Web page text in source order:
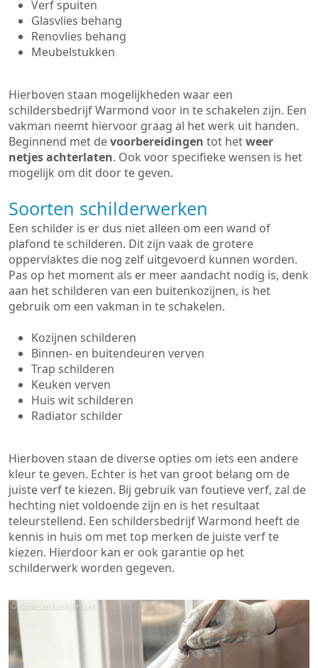
Verf spuiten
Glasvlies behang
Renovlies behang
Meubelstukken
Hierboven staan mogelijkheden waar een
schildersbedrijf Warmond voor in te schakelen zijn. Een
vakman neemt hiervoor graag al het werk uit handen.
Beginnend met devoorbereidingen tot hetweer
netjes achterlaten. Ook voor specifieke wensen is het
mogelijk om dit door te geven.
Soorten schilderwerken
Een schilder is er dus niet alleen om een wand of
plafond te schilderen. Dit zijn vaak de grotere
oppervlaktes die nog zelf uitgevoerd kunnen worden.
Pas op het moment als er meer aandacht nodig is, denk
aan het schilderen van een buitenkozijnen, is het
gebruik om een vakman in te schakelen.
Kozijnen schilderen
Binnen- en buitendeuren verven
Trap schilderen
Keuken verven
Huis wit schilderen
Radiator schilder
Hierboven staan de diverse opties om iets een andere
kleur te geven. Echter is het van groot belang om de
juiste verf te kiezen. Bij gebruik van foutieve verf, zal de
hechting niet voldoende zijn en is het resultaat
teleurstellend. Een schildersbedrijf Warmond heeft de
kennis in huis om met top merken de juiste verf te
kiezen. Hierdoor kan er ook garantie op het
schilderwerk worden gegeven.